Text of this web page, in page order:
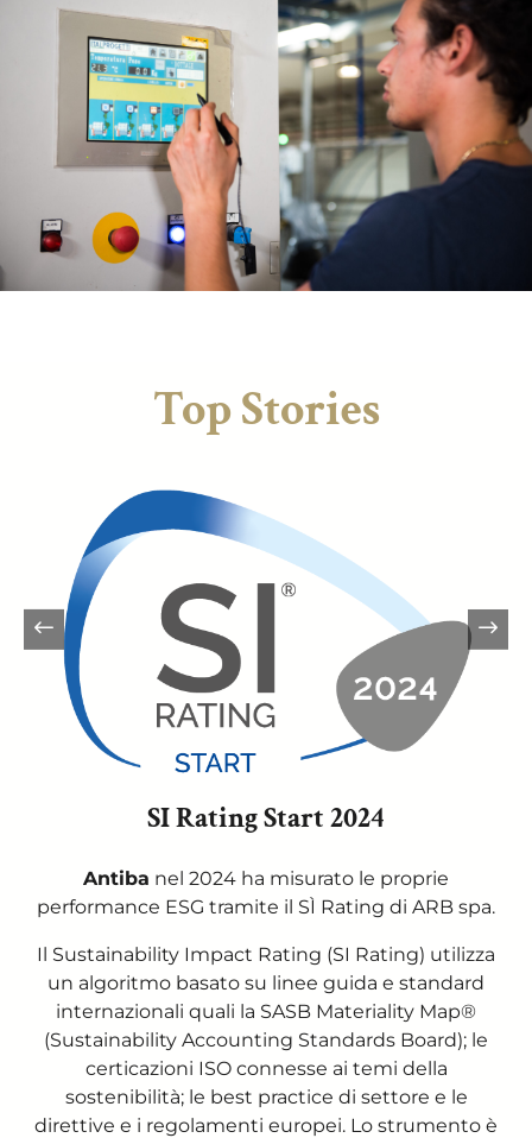
Top Stories
SI Rating Start 2024
Antiba nel 2024 ha misurato le proprie
performance ESG tramite il SÌ Rating di ARB spa.
Il Sustainability Impact Rating (SI Rating) utilizza
un algoritmo basato su linee guida e standard
internazionali quali la SASB Materiality Map®
(Sustainability Accounting Standards Board); le
certicazioni ISO connesse ai temi della
sostenibilità; le best practice di settore e le
direttive e i regolamenti europei. Lo strumento è